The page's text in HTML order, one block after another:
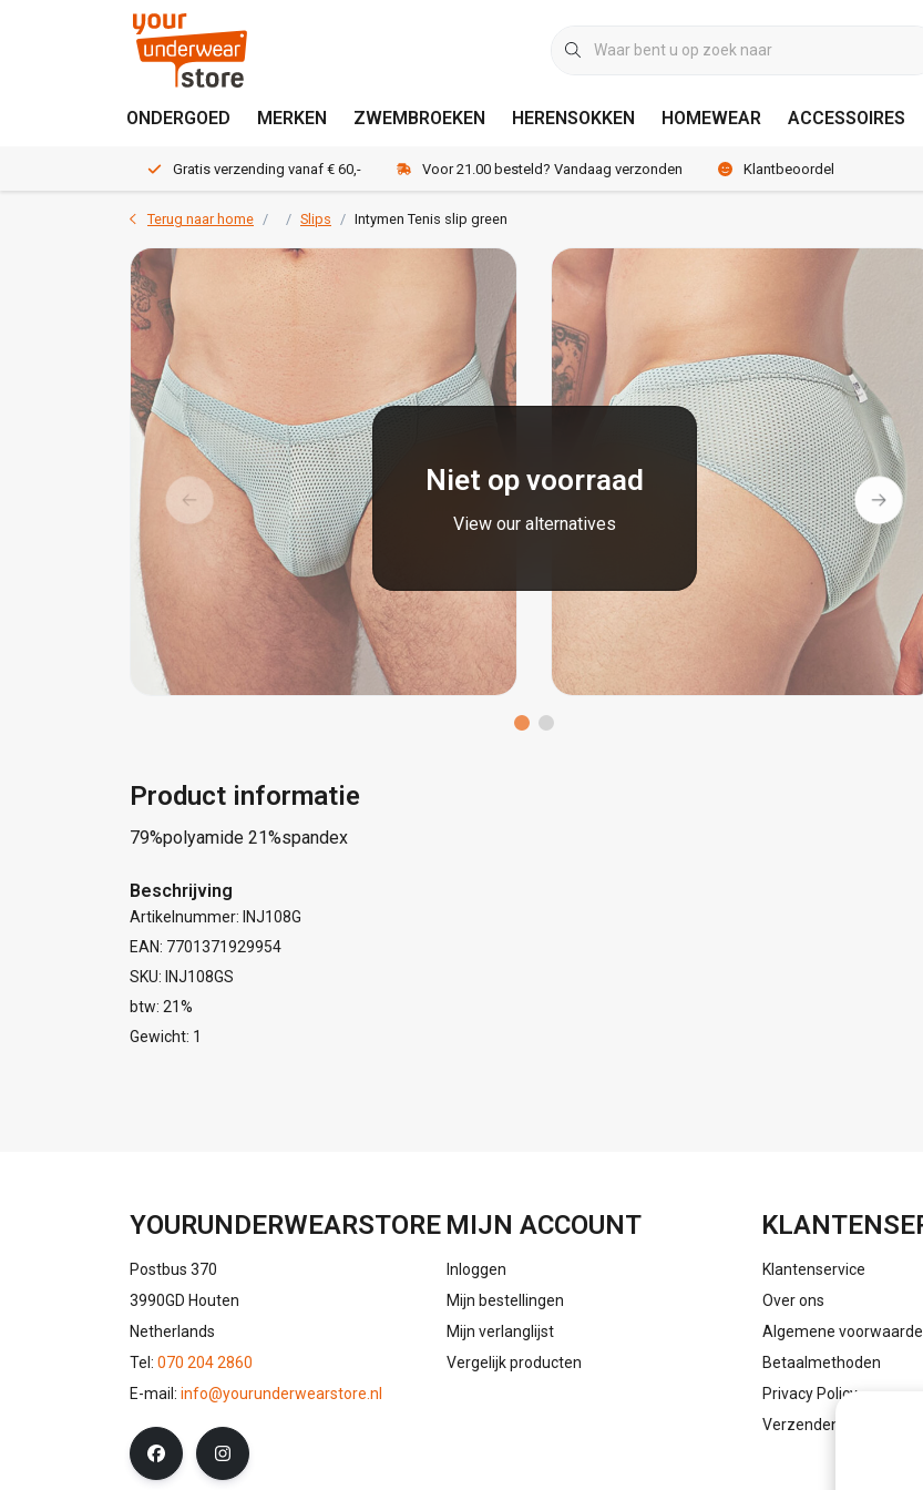
ONDERGOED MERKEN ZWEMBROEKEN HERENSOKKEN HOMEWEAR ACCESSOIRES
Gratis verzending vanaf € 60,- Voor 21.00 besteld? Vandaag verzonden Klantbeoordeling 8.9 / 10
Terug naar home Slips Intymen Tenis slip green
Niet op voorraad
View our alternatives
Product informatie
79%polyamide 21%spandex
Beschrijving
Artikelnummer: INJ108G
EAN: 7701371929954
SKU: INJ108GS
btw: 21%
Gewicht: 1
YOURUNDERWEARSTORE
Postbus 370
3990GD Houten
Netherlands
Tel: 070 204 2860
E-mail: info@yourunderwearstore.nl
MIJN ACCOUNT
Inloggen
Mijn bestellingen
Mijn verlanglijst
Vergelijk producten
Klantenservice
Over ons
Algemene
Betaalmethoden
Privacy Policy
Verzenden &